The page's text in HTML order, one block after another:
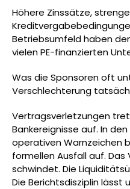
Höhere Zinssätze,
Betriebsumfeld haben
vielen PE-finanzierten
Was die Sponsoren oft
Verschlechterung
Vertragsverletzungen
Bankereignisse auf. In
operativen Warnzeichen
formellen Ausfall auf.
schwindet. Die
Die Berichtsdisziplin lässt